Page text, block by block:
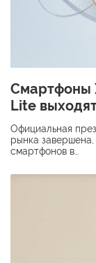
Смартфоны
Lite
Официальная
рынка
смартфонов в…